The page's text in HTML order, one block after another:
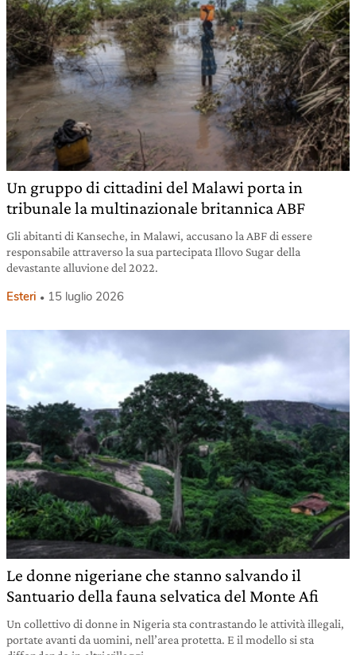
Un gruppo di cittadini del Malawi porta in
tribunale la multinazionale britannica ABF
Gli abitanti di Kanseche, in Malawi, accusano la ABF di essere
responsabile attraverso la sua partecipata Illovo Sugar della
devastante alluvione del 2022.
Esteri 15 luglio 2026
Le donne nigeriane che stanno salvando il
Santuario della fauna selvatica del Monte Afi
Un collettivo di donne in Nigeria sta contrastando le attività illegali,
portate avanti da uomini, nell’area protetta. E il modello si sta